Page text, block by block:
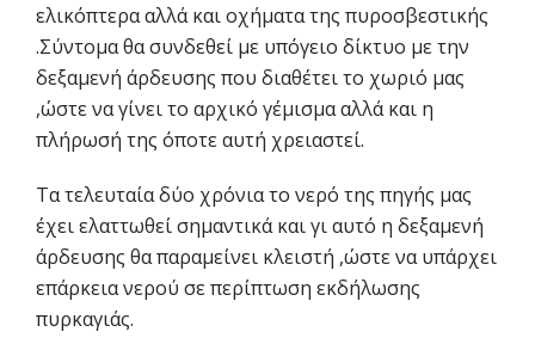
ελικόπτερα αλλά και οχήματα της πυροσβεστικής
.Σύντομα θα συνδεθεί με υπόγειο δίκτυο με την
δεξαμενή άρδευσης που διαθέτει το χωριό μας
,ώστε να γίνει το αρχικό γέμισμα αλλά και η
πλήρωσή της όποτε αυτή χρειαστεί.
Τα τελευταία δύο χρόνια το νερό της πηγής μας
έχει ελαττωθεί σημαντικά και γι αυτό η δεξαμενή
άρδευσης θα παραμείνει κλειστή ,ώστε να υπάρχει
επάρκεια νερού σε περίπτωση εκδήλωσης
πυρκαγιάς.